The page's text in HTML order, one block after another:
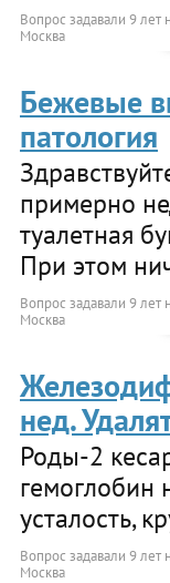
Вопрос задавали 9 лет
Москва
Бежевые
патология
примерно
туалетная
При этом
Вопрос задавали 9 лет
Москва
нед.
Роды-2
гемоглобин
усталость,
Вопрос задавали 9 лет
Москва